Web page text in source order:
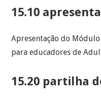
15.10
Apresentação do
para educadores de
15.20 partilha